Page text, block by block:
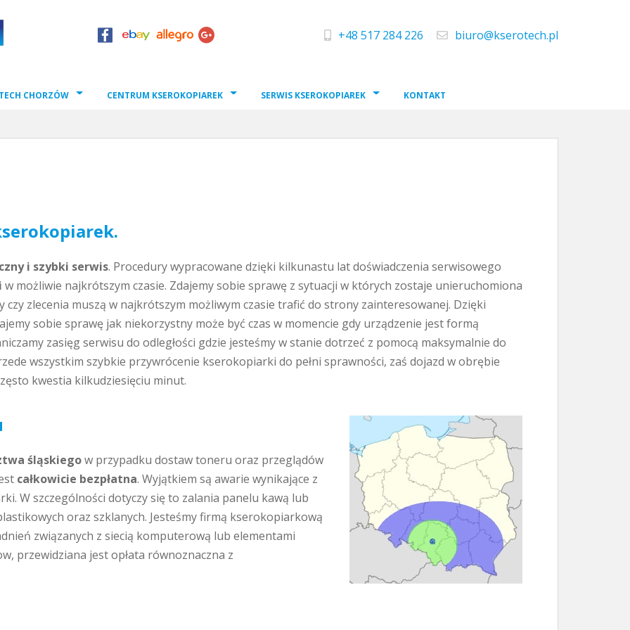
+48 517 284 226 biuro@kserotech.pl
CHORZÓW CENTRUM KSEROKOPIAREK SERWIS KSEROKOPIAREK KONTAKT
i szybki serwis. Procedury wypracowane dzięki kilkunastu lat doświadczenia serwisowego
w możliwie najkrótszym czasie. Zdajemy sobie sprawę z sytuacji w których zostaje unieruchomiona
zlecenia muszą w najkrótszym możliwym czasie trafić do strony zainteresowanej. Dzięki
sobie sprawę jak niekorzystny może być czas w momencie gdy urządzenie jest formą
zasięg serwisu do odległości gdzie jesteśmy w stanie dotrzeć z pomocą maksymalnie do
wszystkim szybkie przywrócenie kserokopiarki do pełni sprawności, zaś dojazd w obrębie
kwestia kilkudziesięciu minut.
śląskiegow przypadku dostaw toneru oraz przeglądów
całkowicie bezpłatna. Wyjątkiem są awarie wynikające z
W szczególności dotyczy się to zalania panelu kawą lub
oraz szklanych. Jesteśmy firmą kserokopiarkową
związanych z siecią komputerową lub elementami
przewidziana jest opłata równoznaczna z